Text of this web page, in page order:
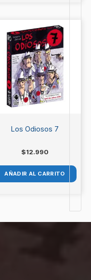
Los Odiosos 7
$12.990
AÑADIR AL CARRITO